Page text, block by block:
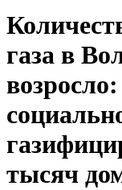
газа в
тысяч